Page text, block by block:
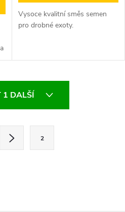
Vysoce kvalitní směs semen
pro drobné exoty.
1 DALŠÍ
2